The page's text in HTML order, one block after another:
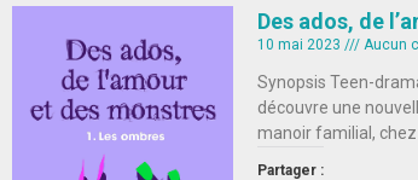
Des ados, de
10 mai 2023 Aucun
Synopsis Teen-
découvre une
manoir familial, chez
Partager :